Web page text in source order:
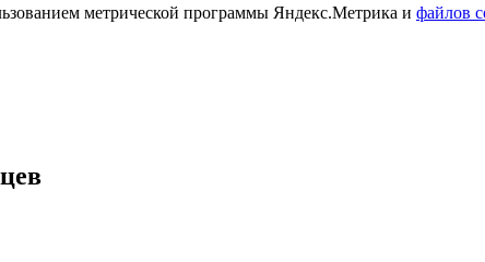
метрической программы Яндекс.Метрика и файлов